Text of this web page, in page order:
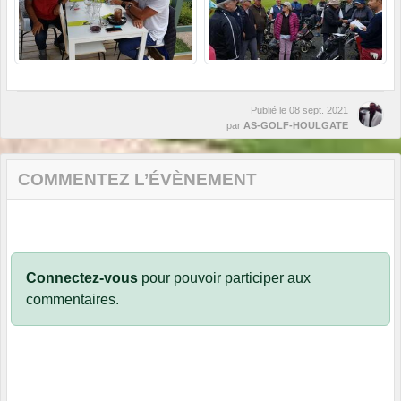
Publié le 08 sept. 2021
par AS-GOLF-HOULGATE
COMMENTEZ L’ÉVÈNEMENT
Connectez-vous pour pouvoir participer aux
commentaires.